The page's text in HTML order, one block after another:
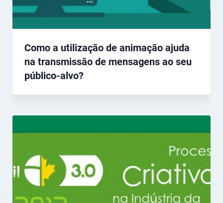
Como a utilização de animação ajuda
na transmissão de mensagens ao seu
público-alvo?